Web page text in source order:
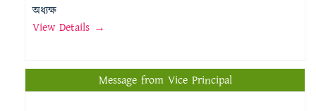
অধ্যক্ষ
View Details →
Message from Vice Principal